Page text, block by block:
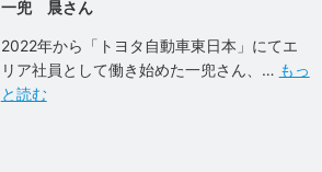
一兜 晨さん
2022年から「トヨタ自動車東日本」にてエ
リア社員として働き始めた一兜さん、
もっ
と読む